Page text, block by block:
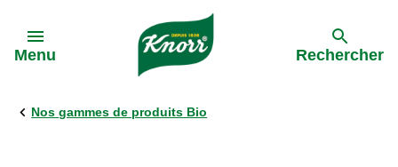
Menu
Précédent
Précédent
Rechercher
Nos gammes de produits Bio